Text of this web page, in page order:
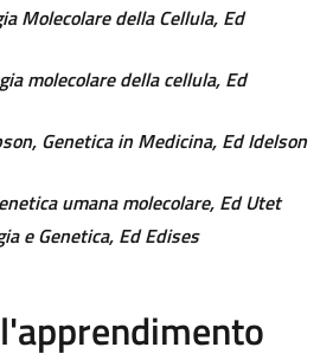
Molecolare della Cellula, Ed
molecolare della cellula, Ed
Genetica in Medicina, Ed Idelson
umana molecolare, Ed Utet
e Genetica, Ed Edises